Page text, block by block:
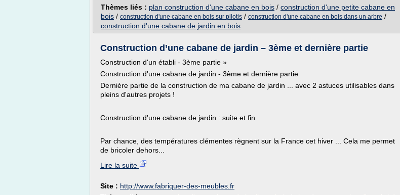
Thèmes liés : plan construction d'une cabane en bois / construction d'une petite cabane en
bois / construction d'une cabane en bois sur pilotis / construction d'une cabane en bois dans un arbre /
construction d'une cabane de jardin en bois
Construction d’une cabane de jardin – 3ème et dernière partie
Construction d'un établi - 3ème partie »
Construction d'une cabane de jardin - 3ème et dernière partie
Dernière partie de la construction de ma cabane de jardin ... avec 2 astuces utilisables dans
pleins d'autres projets !
Construction d'une cabane de jardin : suite et fin
Par chance, des températures clémentes règnent sur la France cet hiver ... Cela me permet
de bricoler dehors...
Lire la suite
Site : http://www.fabriquer-des-meubles.fr